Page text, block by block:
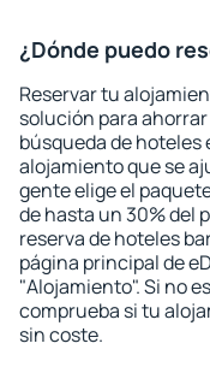
¿Dónde puedo
Reservar tu
solución para
búsqueda de
alojamiento que se
gente elige el
de hasta un 30% del
reserva de hoteles
página principal de
"Alojamiento". Si no
comprueba si tu
sin coste.